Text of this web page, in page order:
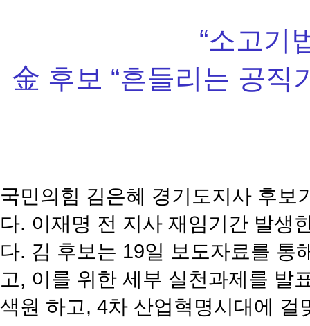
“소고기
金 후보 “흔들리는 공
국민의힘 김은혜 경기도지사 후보
다. 이재명 전 지사 재임기간 발생
다. 김 후보는 19일 보도자료를 통
고, 이를 위한 세부 실천과제를 발
색원 하고, 4차 산업혁명시대에